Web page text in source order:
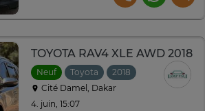
TOYOTA RAV4 XLE AWD 2018
Neuf Toyota 2018
Automatique
Cité Damel, Dakar
4. juin, 15:07